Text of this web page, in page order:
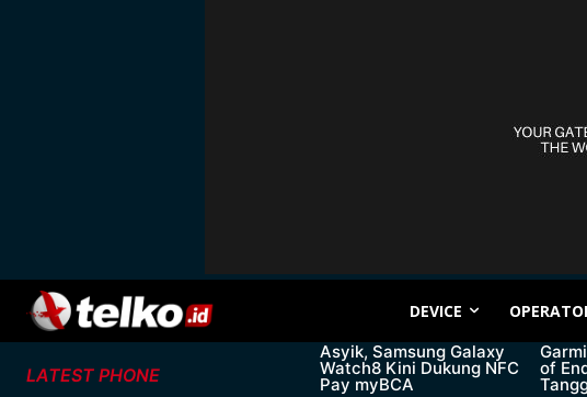
DEVICE
LATEST PHONE
Asyik, Samsung Galaxy
Watch8 Kini Dukung NFC
Pay myBCA
of